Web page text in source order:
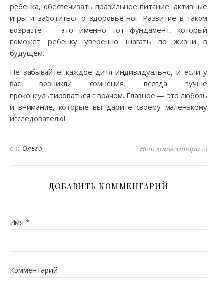
ребенка, обеспечивать правильное питание, активные
игры и заботиться о здоровье ног. Развитие в таком
возрасте — это именно тот фундамент, который
поможет ребенку уверенно шагать по жизни в
будущем.
Не забывайте: каждое дитя индивидуально, и если у
вас возникли сомнения, всегда лучше
проконсультироваться с врачом. Главное — это любовь
и внимание, которые вы дарите своему маленькому
исследователю!
от Ольга Нет комментариев
ДОБАВИТЬ КОММЕНТАРИЙ
Имя *
Комментарий